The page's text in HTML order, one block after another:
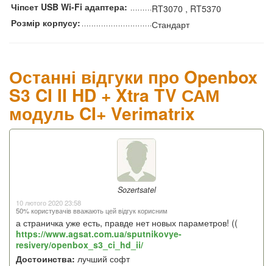
Чіпсет USB Wi-Fi адаптера:
RT3070 , RT5370
Розмір корпусу:
Стандарт
Останні відгуки про Openbox
S3 CI II HD + Xtra TV САМ
модуль CI+ Verimatrix
Sozertsatel
10 лютого 2020 23:58
50% користувачів вважають цей відгук корисним
а страничка уже есть, правде нет новых параметров! ((
https://www.agsat.com.ua/sputnikovye-
resivery/openbox_s3_ci_hd_ii/
Достоинства: лучший софт